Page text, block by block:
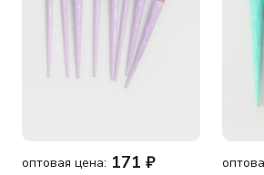
оптовая цена: 171 ₽